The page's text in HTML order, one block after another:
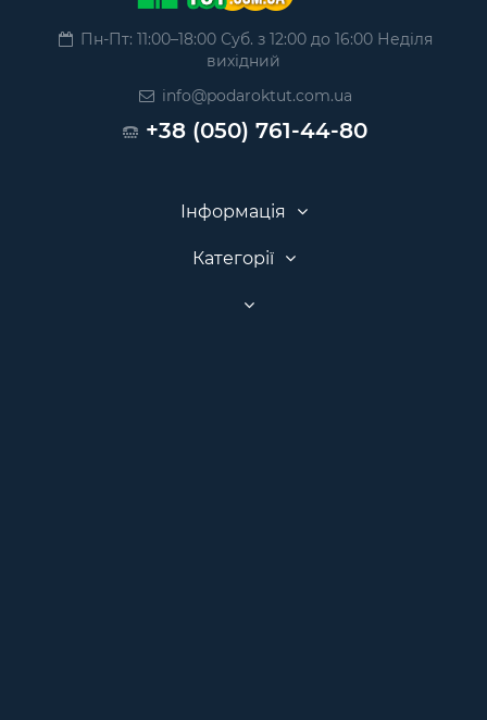
Пн-Пт: 11:00–18:00 Суб. з 12:00 до 16:00 Неділя
вихідний
info@podaroktut.com.ua
+38 (050) 761-44-80
Інформація
Категорії